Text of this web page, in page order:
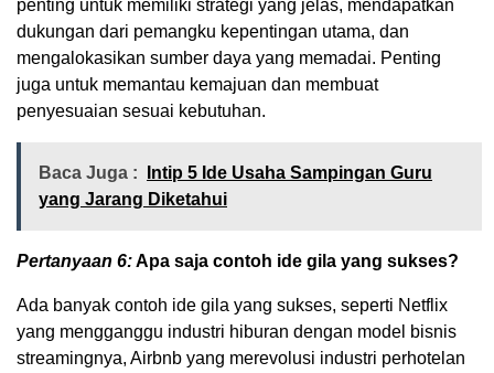
penting untuk memiliki strategi yang jelas, mendapatkan
dukungan dari pemangku kepentingan utama, dan
mengalokasikan sumber daya yang memadai. Penting
juga untuk memantau kemajuan dan membuat
penyesuaian sesuai kebutuhan.
Baca Juga :
Intip 5 Ide Usaha Sampingan Guru
yang Jarang Diketahui
Pertanyaan 6:Apa saja contoh ide gila yang sukses?
Ada banyak contoh ide gila yang sukses, seperti Netflix
yang mengganggu industri hiburan dengan model bisnis
streamingnya, Airbnb yang merevolusi industri perhotelan